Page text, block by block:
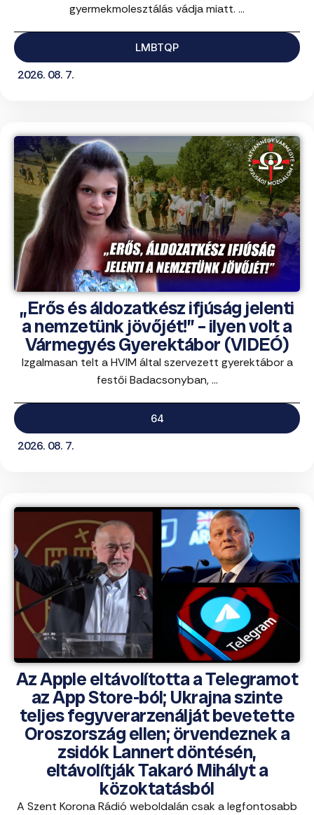
gyermekmolesztálás vádja miatt. ...
LMBTQP
2026. 08. 7.
„Erős és áldozatkész ifjúság jelenti
a nemzetünk jövőjét!” – ilyen volt a
Vármegyés Gyerektábor (VIDEÓ)
Izgalmasan telt a HVIM által szervezett gyerektábor a
festői Badacsonyban, ...
64
2026. 08. 7.
Az Apple eltávolította a Telegramot
az App Store-ból; Ukrajna szinte
teljes fegyverarzenálját bevetette
Oroszország ellen; örvendeznek a
zsidók Lannert döntésén,
eltávolítják Takaró Mihályt a
közoktatásból
A Szent Korona Rádió weboldalán csak a legfontosabb